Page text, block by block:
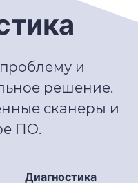
и
решение.
сканеры и
ПО.
Диагностика